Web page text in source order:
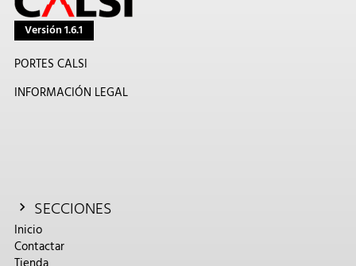
Versión 1.6.1
PORTES CALSI
INFORMACIÓN LEGAL
SECCIONES
Inicio
Contactar